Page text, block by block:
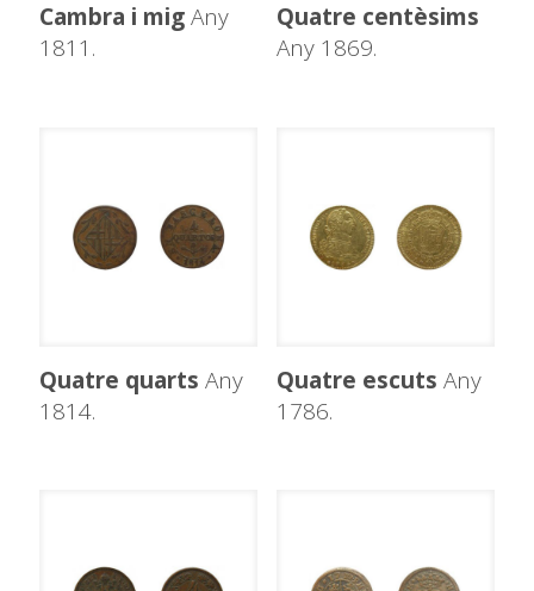
Cambra i migAny
1811.
Quatre centèsims
Any 1869.
Quatre quarts Any
1814.
Quatre escuts Any
1786.